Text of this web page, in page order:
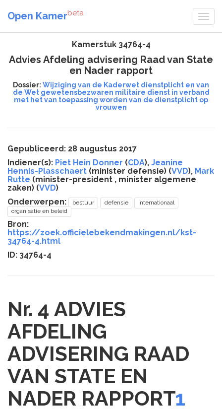
Open Kamerbeta
Kamerstuk 34764-4
Advies Afdeling advisering Raad van State
en Nader rapport
Dossier: Wijziging van de Kaderwet dienstplicht en van
de Wet gewetensbezwaren militaire dienst in verband
met het van toepassing worden van de dienstplicht op
vrouwen
Gepubliceerd: 28 augustus 2017
Indiener(s): Piet Hein Donner (CDA), Jeanine
Hennis-Plasschaert (minister defensie) (VVD), Mark
Rutte (minister-president , minister algemene
zaken) (VVD)
Onderwerpen:
bestuur defensie
internationaal
organisatie en beleid
Bron:
https://zoek.officielebekendmakingen.nl/kst-
34764-4.html
ID: 34764-4
Nr. 4 ADVIES
AFDELING
ADVISERING RAAD
VAN STATE EN
NADER RAPPORT1